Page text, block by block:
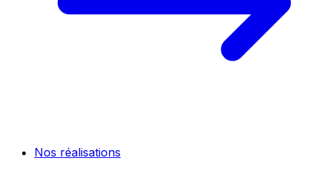
Nos réalisations